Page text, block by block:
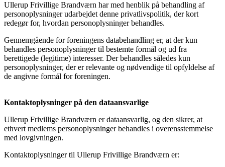
Ullerup Frivillige Brandværn har med henblik på behandling af
personoplysninger udarbejdet denne privatlivspolitik, der kort
redegør for, hvordan personoplysninger behandles.
Gennemgående for foreningens databehandling er, at der kun
behandles personoplysninger til bestemte formål og ud fra
berettigede (legitime) interesser. Der behandles således kun
personoplysninger, der er relevante og nødvendige til opfyldelse af
de angivne formål for foreningen.
Kontaktoplysninger på den dataansvarlige
Ullerup Frivillige Brandværn er dataansvarlig, og den sikrer, at
ethvert medlems personoplysninger behandles i overensstemmelse
med lovgivningen.
Kontaktoplysninger til Ullerup Frivillige Brandværn er: